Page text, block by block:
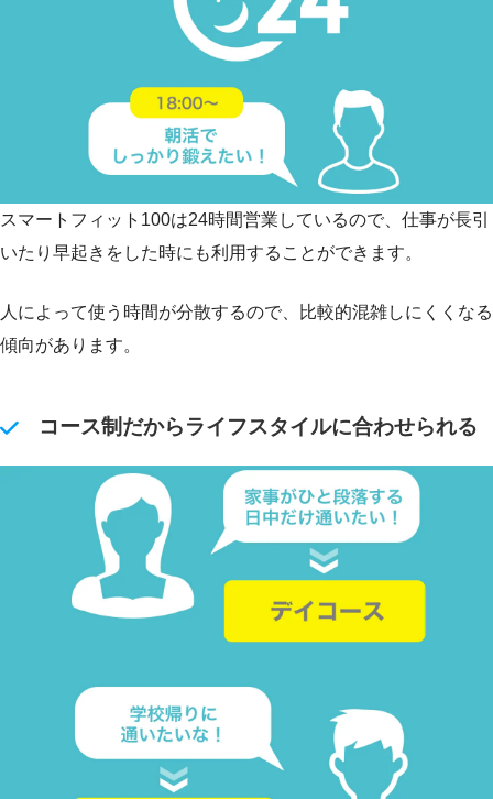
スマートフィット100は24時間営業しているので、仕事が長引
いたり早起きをした時にも利用することができます。
人によって使う時間が分散するので、比較的混雑しにくくなる
傾向があります。
コース制だからライフスタイルに合わせられる